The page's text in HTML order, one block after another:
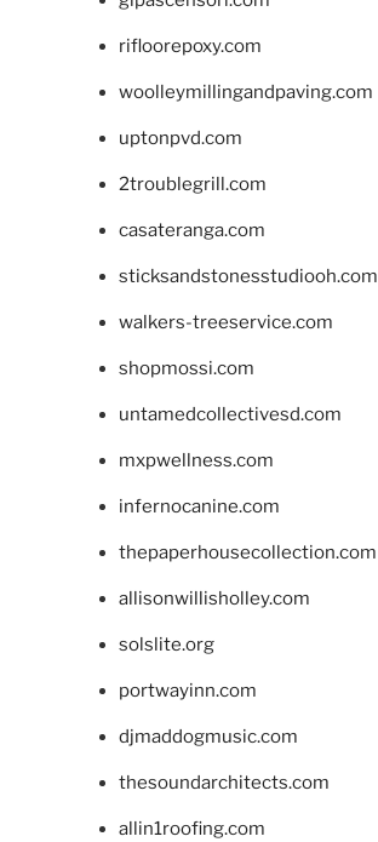
rifloorepoxy.com
woolleymillingandpaving.com
uptonpvd.com
2troublegrill.com
casateranga.com
sticksandstonesstudiooh.com
walkers-treeservice.com
shopmossi.com
untamedcollectivesd.com
mxpwellness.com
infernocanine.com
thepaperhousecollection.com
allisonwillisholley.com
solslite.org
portwayinn.com
djmaddogmusic.com
thesoundarchitects.com
allin1roofing.com